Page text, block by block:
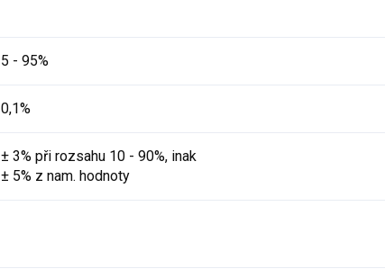
5 - 95%
0,1%
± 3% při rozsahu 10 - 90%, inak
± 5% z nam. hodnoty